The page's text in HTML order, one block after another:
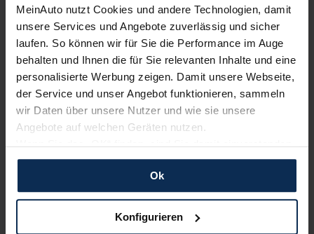
MeinAuto nutzt Cookies und andere Technologien, damit
unsere Services und Angebote zuverlässig und sicher
laufen. So können wir für Sie die Performance im Auge
behalten und Ihnen die für Sie relevanten Inhalte und eine
personalisierte Werbung zeigen. Damit unsere Webseite,
der Service und unser Angebot funktionieren, sammeln
wir Daten über unsere Nutzer und wie sie unsere
Angebote auf welchen Geräten nutzen.
Wenn Sie das „OK“ finden, sind Sie damit einverstanden
und erlauben uns Cookies für unseren Service zu
verwenden und diese Daten an Dritte weiterzugeben,
etwa an unsere Marketingpartner. Falls Sie dem nicht
zustimmen möchten, beschränken wir uns auf die
Ok
Konfigurieren
Alle Zahlungsarten:Barkauf, Finanzierung, Leasing
kostenfrei
Wir sind stolz auf eine hohe
Kundenzufriedenheit!